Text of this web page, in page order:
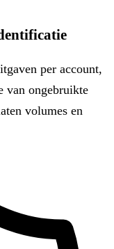
per account,
van ongebruikte
volumes en